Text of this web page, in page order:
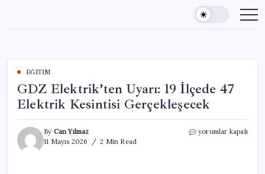
content
EĞITIM
GDZ Elektrik’ten Uyarı: 19 İlçede 47
Elektrik Kesintisi Gerçekleşecek
By Can Yılmaz
11 Mayıs 2026
2 Min Read
GDZ
yorumlar kapalı